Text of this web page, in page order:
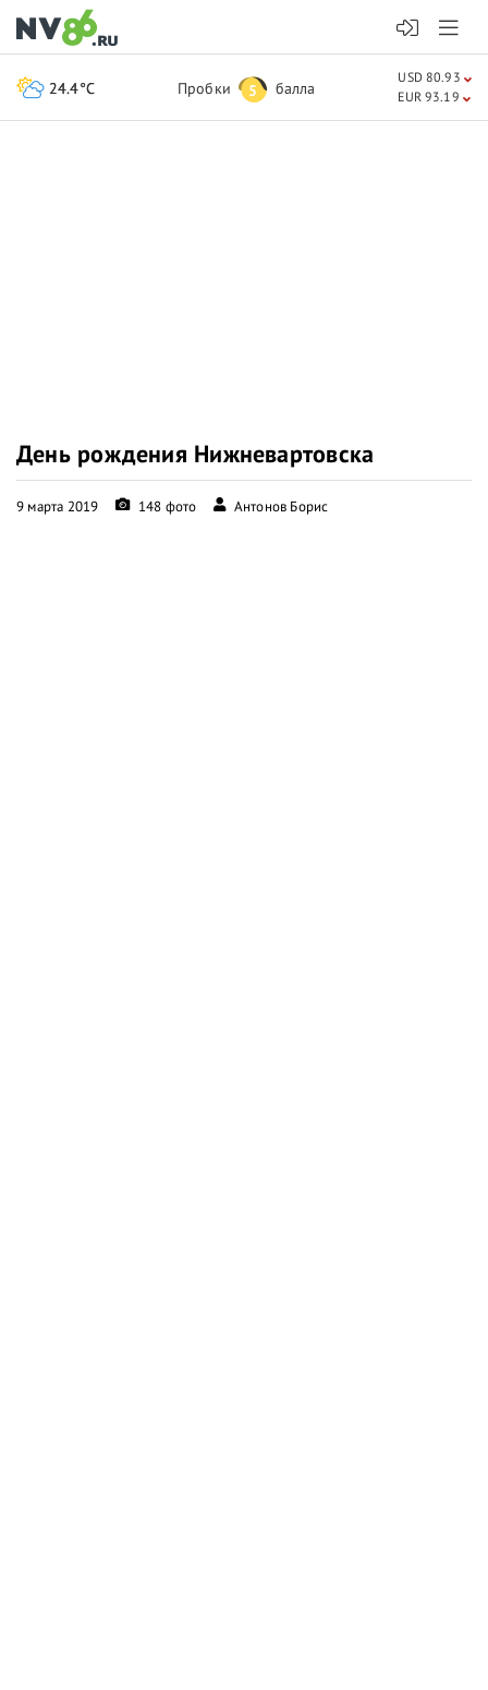
День рождения Нижневартовска
9 марта 2019 148 фото Антонов Борис
24.4°C Пробки 5 балла
USD 80.93
EUR 93.19